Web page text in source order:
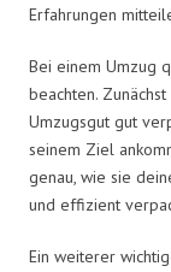
Erfahrungen
Bei einem Umzug
beachten.
Umzugsgut gut
seinem Ziel
genau, wie sie
und effizient
Ein weiterer